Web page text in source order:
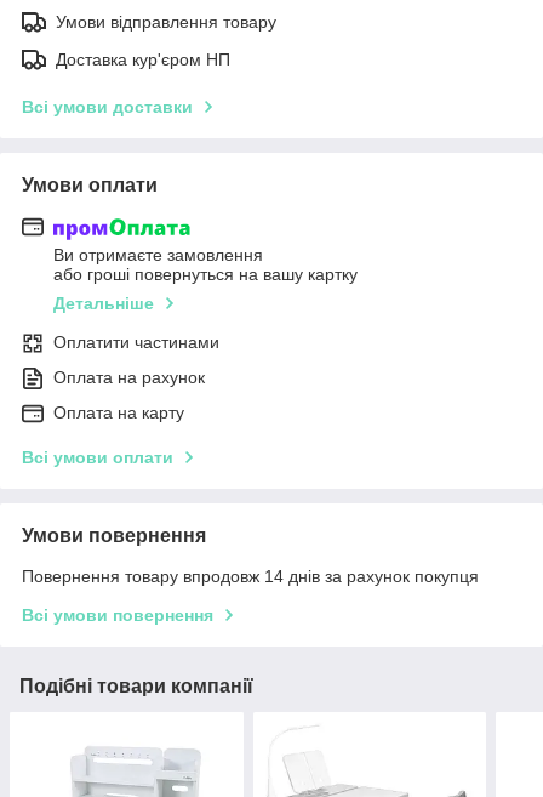
Умови відправлення товару
Доставка кур'єром НП
Всі умови доставки
Умови оплати
Ви отримаєте замовлення
або гроші повернуться на вашу картку
Детальніше
Оплатити частинами
Оплата на рахунок
Оплата на карту
Всі умови оплати
Умови повернення
Повернення товару впродовж 14 днів за рахунок покупця
Всі умови повернення
Подібні товари компанії